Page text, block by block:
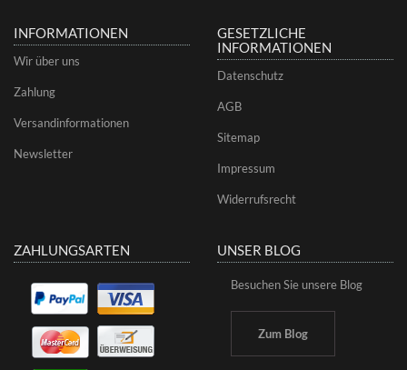
INFORMATIONEN
Wir über uns
Zahlung
Versandinformationen
Newsletter
GESETZLICHE
INFORMATIONEN
Datenschutz
AGB
Sitemap
Impressum
Widerrufsrecht
ZAHLUNGSARTEN UNSER BLOG
Besuchen Sie unsere Blog
Zum Blog